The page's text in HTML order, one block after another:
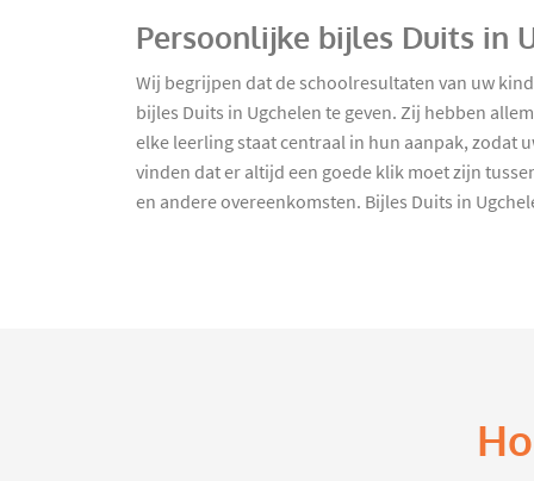
Persoonlijke bijles Duits in
Wij begrijpen dat de schoolresultaten van uw
bijles Duits in Ugchelen te geven. Zij hebben
elke leerling staat centraal in hun aanpak, zodat
vinden dat er altijd een goede klik moet zijn
en andere overeenkomsten. Bijles Duits in